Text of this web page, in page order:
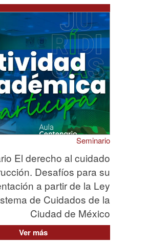
Seminario
El derecho al cuidado
Desafíos para su
a partir de la Ley
de Cuidados de la
Ciudad de México
Ver más